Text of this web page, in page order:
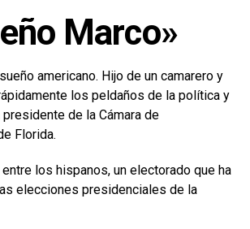
Marco»
americano. Hijo de un camarero y
los peldaños de la política y
de la Cámara de
Florida.
los hispanos, un electorado que ha
elecciones presidenciales de la